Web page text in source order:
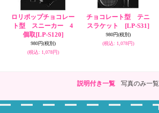
ロリポップチョコレー
ト型 スニーカー 4
個取[LP-S120]
980円(税別)
(税込: 1,078円)
チョコレート型 テニ
スラケット [LP-S31]
980円(税別)
(税込: 1,078円)
説明付き一覧 写真のみ一覧